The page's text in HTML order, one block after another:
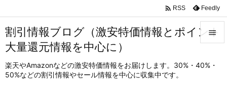
割引情報ブログ（激安特価情報とポイント
大量還元情報を中心に）
楽天やAmazonなどの激安特価情報をお届けします。30%・40%・
50%などの割引情報やセール情報を中心に収集中です。

メニュ
 RSS Feedly